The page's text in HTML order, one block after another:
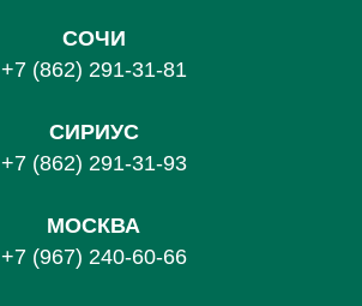
СОЧИ
+7 (862) 291-31-81
СИРИУС
+7 (862) 291-31-93
МОСКВА
+7 (967) 240-60-66